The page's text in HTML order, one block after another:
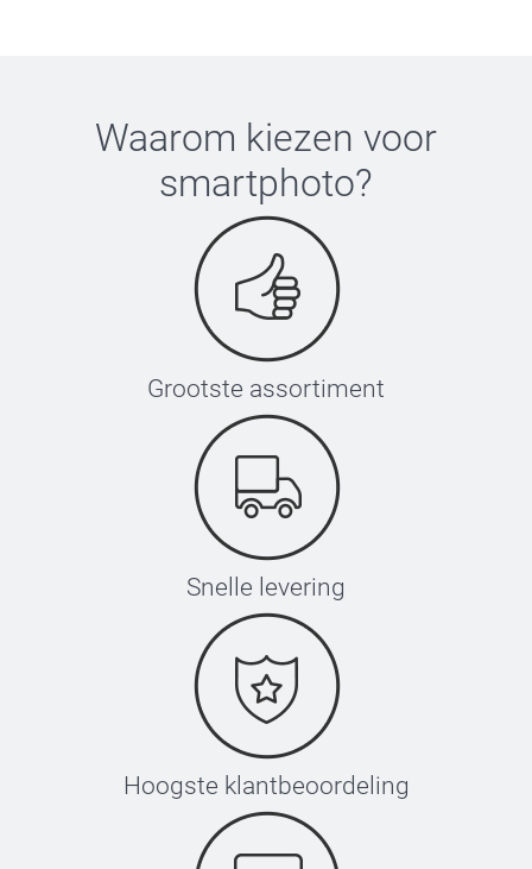
Waarom kiezen voor
smartphoto?
Grootste assortiment
Snelle levering
Hoogste klantbeoordeling